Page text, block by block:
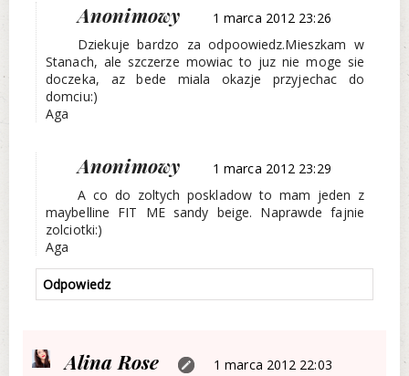
Anonimowy
1 marca 2012 23:26
Dziekuje bardzo za odpoowiedz.Mieszkam w
Stanach, ale szczerze mowiac to juz nie moge sie
doczeka, az bede miala okazje przyjechac do
domciu:)
Aga
Anonimowy
1 marca 2012 23:29
A co do zoltych poskladow to mam jeden z
maybelline FIT ME sandy beige. Naprawde fajnie
zolciotki:)
Aga
Odpowiedz
Alina Rose
1 marca 2012 22:03